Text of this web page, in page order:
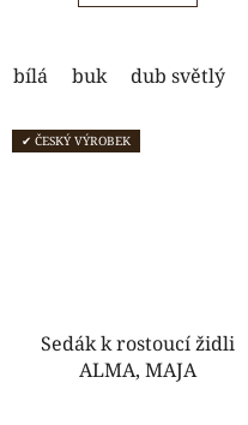
bílá buk dub světlý
✔ ČESKÝ VÝROBEK
Sedák k rostoucí židli
ALMA, MAJA